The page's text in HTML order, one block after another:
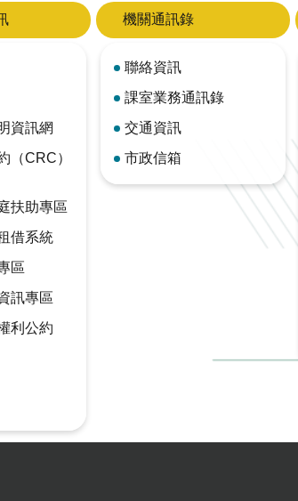
資訊網
（CRC）
扶助專區
借系統
區
訊專區
利公約
機關通訊錄
聯絡資訊
課室業務通訊錄
交通資訊
市政信箱